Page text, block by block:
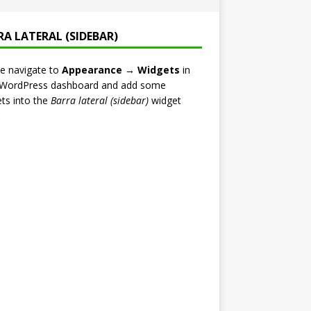
LATERAL (SIDEBAR)
navigate to Appearance → Widgets in
dashboard and add some
into the Barra lateral (sidebar)widget